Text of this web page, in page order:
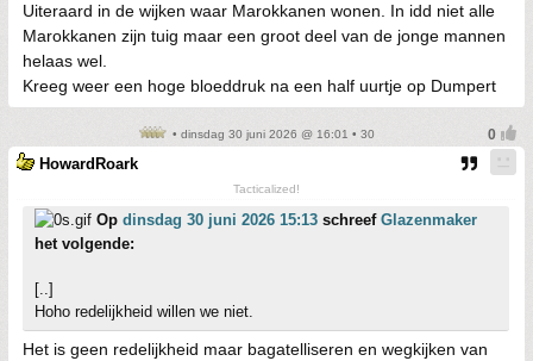
Uiteraard in de wijken waar Marokkanen wonen. In idd niet alle
Marokkanen zijn tuig maar een groot deel van de jonge mannen
helaas wel.
Kreeg weer een hoge bloeddruk na een half uurtje op Dumpert
• dinsdag 30 juni 2026 @ 16:01 • 30
HowardRoark
Tacticalized!
Op dinsdag 30 juni 2026 15:13 schreef Glazenmaker
het volgende:
[..]
Hoho redelijkheid willen we niet.
Het is geen redelijkheid maar bagatelliseren en wegkijken van